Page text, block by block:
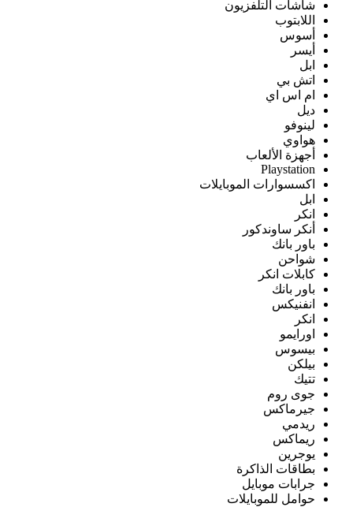
شاشات التلفزيون
اللابتوب
أسوس
أيسر
ابل
اتش بي
ام اس اي
ديل
لينوفو
هواوي
أجهزة الألعاب
Playstation
اكسسوارات الموبايلات
ابل
انكر
أنكر ساوندكور
باور بانك
شواحن
كابلات انكر
باور بانك
انفنيكس
انكر
اورايمو
بيسوس
بيلكن
تتيك
جوى روم
جيرماكس
ريدمي
ريماكس
يوجرين
بطاقات الذاكرة
جرابات موبايل
حوامل للموبايلات